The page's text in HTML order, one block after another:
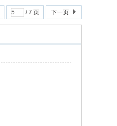
/ 7 页 下一页